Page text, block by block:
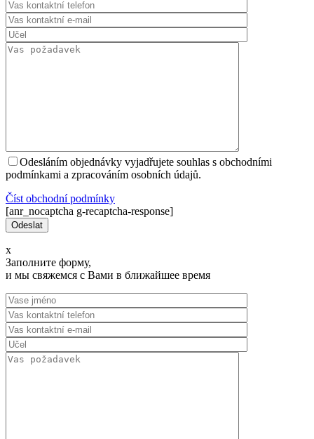
Odesláním objednávky vyjadřujete souhlas s obchodními
podmínkami a zpracováním osobních údajů.
Číst оbchodní podmínky
[anr_nocaptcha g-recaptcha-response]
x
Заполните форму,
и мы свяжемся с Вами в ближайшее время